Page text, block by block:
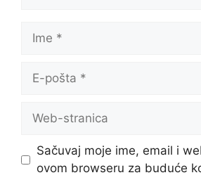
Ime
pošta
Web-
Sačuvaj moje ime, email i
ovom browseru za buduće